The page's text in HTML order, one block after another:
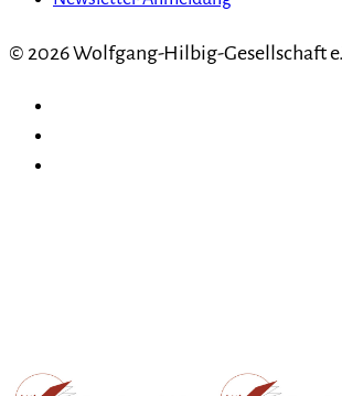
© 2026 Wolfgang-Hilbig-Gesellschaft